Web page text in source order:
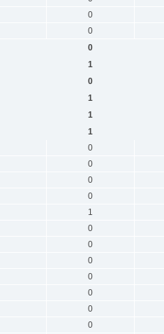
0
0
0
1
0
1
1
1
0
0
0
0
1
0
0
0
0
0
0
0